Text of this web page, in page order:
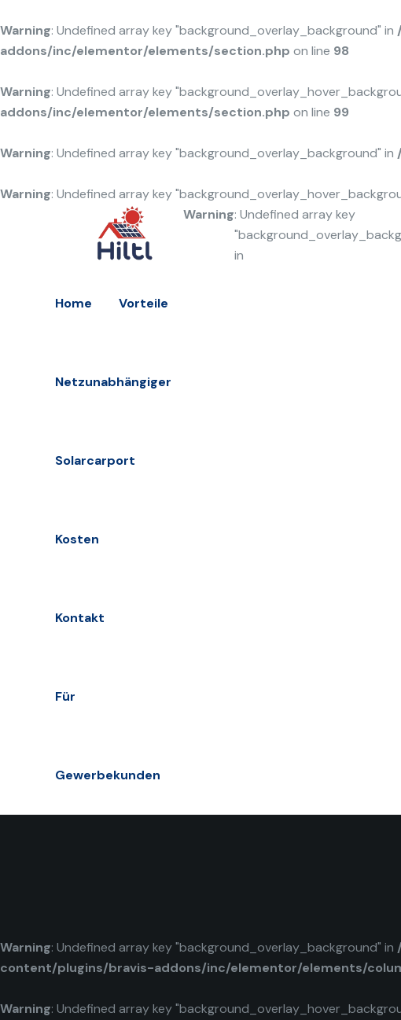
Warning: Undefined array key "background_overlay_background" in
addons/inc/elementor/elements/section.php on line 98
Warning: Undefined array key
addons/inc/elementor/elements/section.php on line 99
Warning: Undefined array key "background_overlay_background" in
Warning: Undefined array key
Home Vorteile
Netzunabhängiger
Solarcarport
Kosten
Kontakt
Für
Gewerbekunden
Warning: Undefined array key
in
Warning: Undefined array key "background_overlay_background" in
content/plugins/bravis-addons/inc/elementor/elements/
Warning: Undefined array key